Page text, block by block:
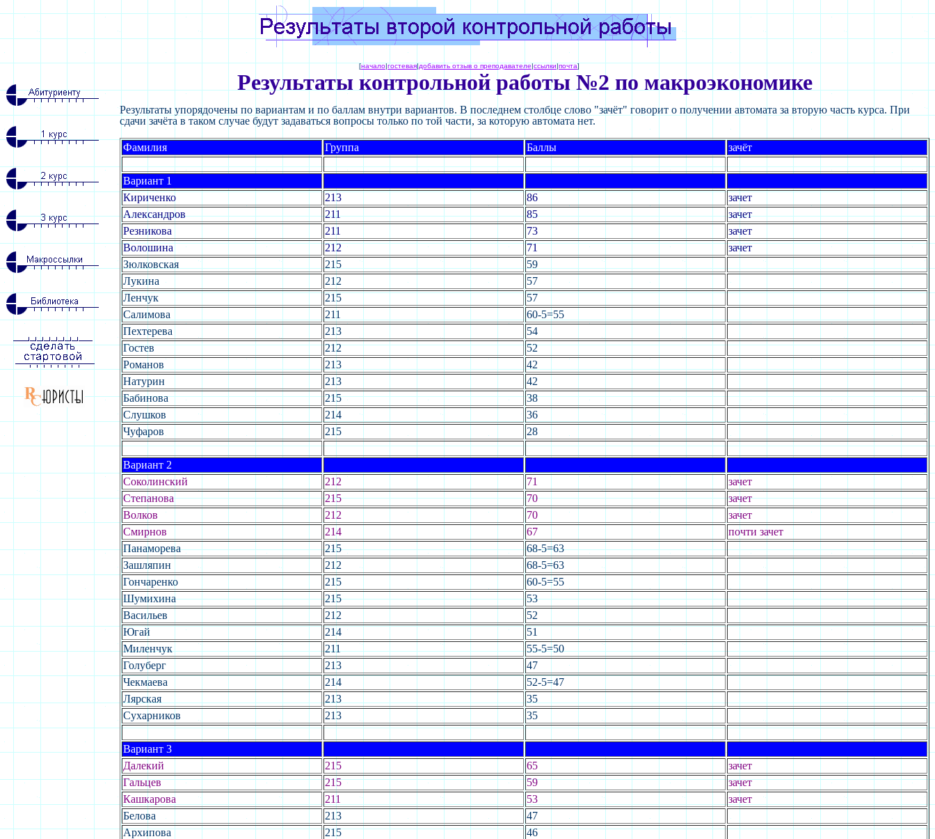
[начало|гостевая|добавить отзыв о преподавателе|ссылки|почта]
Результаты контрольной работы №2 по макроэкономике
Результаты упорядочены по вариантам и по баллам внутри вариантов. В последнем столбце слово "зачёт" говорит о получении автомата за вторую часть курса. При
сдачи зачёта в таком случае будут задаваться вопросы только по той части, за которую автомата нет.
Фамилия Группа Баллы зачёт
Вариант 1
Кириченко
213 86
зачет
Александров
211 85
зачет
Резникова
211 73
зачет
Волошина
212 71
зачет
Зюлковская
215
59
Лукина
212
57
Ленчук
215
57
Салимова
211
60-5=55
Пехтерева
213
54
Гостев
212
52
Романов
213
42
Натурин
213
42
Бабинова
215
38
Слушков
214
36
Чуфаров
215 28
Вариант 2
Соколинский
212 71
зачет
Степанова
215 70
зачет
Волков
212 70
зачет
Смирнов
214 67
почти зачет
Панаморева
215
68-5=63
Зашляпин
212
68-5=63
Гончаренко
215
60-5=55
Шумихина
215
53
Васильев
212
52
Югай
214
51
Миленчук
211
55-5=50
Голуберг
213
47
Чекмаева
214
52-5=47
Лярская
213
35
Сухарников
213 35
Вариант 3
Далекий
215 65
зачет
Гальцев
215 59
зачет
Кашкарова
211 53
зачет
Белова
213
47
Архипова
215
46